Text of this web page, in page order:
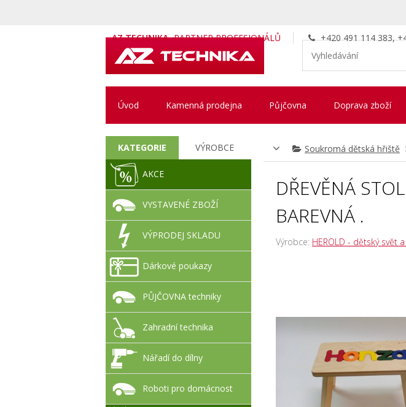
AZ TECHNIKA PARTNER PROFESIONÁLŮ +420 491 114 383,
Úvod Kamenná prodejna Půjčovna Doprava zboží
Soukromá dětská hřiště
DŘEVĚNÁ
BAREVNÁ .
Výrobce: HEROLD - dětský svět
KATEGORIE VÝROBCE
AKCE
VYSTAVENÉ ZBOŽÍ
VÝPRODEJ SKLADU
Dárkové poukazy
PŮJČOVNA techniky
Zahradní technika
Nářadí do dílny
Roboti pro domácnost